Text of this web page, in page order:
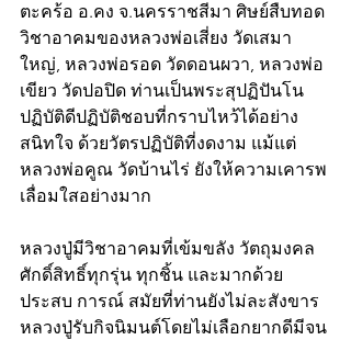
ตะคร้อ อ.คง จ.นครราชสีมา ศิษย์สืบทอด
วิชาอาคมของหลวงพ่อเสี่ยง วัดเสมา
ใหญ่, หลวงพ่อรอด วัดดอนผวา, หลวงพ่อ
เขียว วัดปอปิด ท่านเป็นพระสุปฏิปันโน
ปฏิบัติดีปฏิบัติชอบที่กราบไหว้ได้อย่าง
สนิทใจ ด้วยวัตรปฏิบัติที่งดงาม แม้แต่
หลวงพ่อคูณ วัดบ้านไร่ ยังให้ความเคารพ
เลื่อมใสอย่างมาก
หลวงปู่มีวิชาอาคมที่เข้มขลัง วัตถุมงคล
ศักดิ์สิทธิ์ทุกรุ่น ทุกชิ้น และมากด้วย
ประสบ การณ์ สมัยที่ท่านยังไม่ละสังขาร
หลวงปู่รับกิจนิมนต์โดยไม่เลือกยากดีมีจน